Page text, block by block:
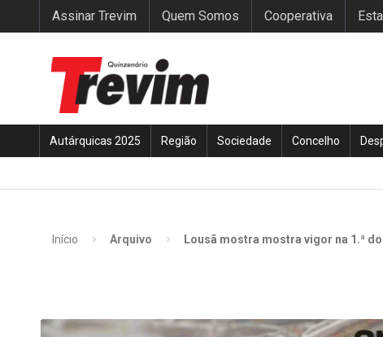
Assinar Trevim Quem Somos Cooperativa
Autárquicas 2025 Região Sociedade Concelho
Início Arquivo Lousã mostra mostra vigor na 1.ª